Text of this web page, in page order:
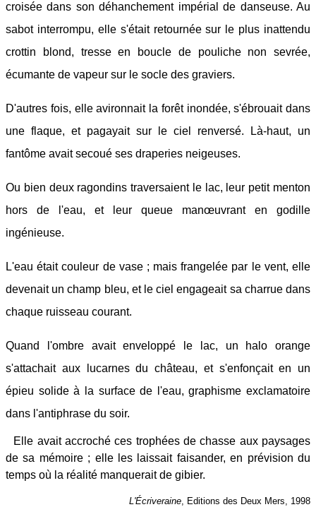
croisée dans son déhanchement impérial de danseuse. Au
sabot interrompu, elle s'était retournée sur le plus inattendu
crottin blond, tresse en boucle de pouliche non sevrée,
écumante de vapeur sur le socle des graviers.
D'autres fois, elle avironnait la forêt inondée, s'ébrouait dans
une flaque, et pagayait sur le ciel renversé. Là-haut, un
fantôme avait secoué ses draperies neigeuses.
Ou bien deux ragondins traversaient le lac, leur petit menton
hors de l'eau, et leur queue manœuvrant en godille
ingénieuse.
L'eau était couleur de vase ; mais frangelée par le vent, elle
devenait un champ bleu, et le ciel engageait sa charrue dans
chaque ruisseau courant.
Quand l'ombre avait enveloppé le lac, un halo orange
s'attachait aux lucarnes du château, et s'enfonçait en un
épieu solide à la surface de l'eau, graphisme exclamatoire
dans l'antiphrase du soir.
Elle avait accroché ces trophées de chasse aux paysages
de sa mémoire ; elle les laissait faisander, en prévision du
temps où la réalité manquerait de gibier.
L'Écriveraine , Editions des Deux Mers, 1998